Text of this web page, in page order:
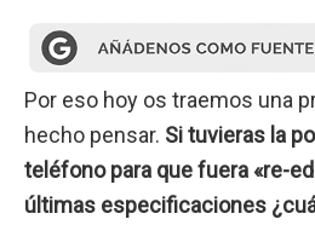
Por eso hoy os traemos una
hecho pensar. Si tuvieras la
teléfono para que fuera «re-
últimas especificaciones